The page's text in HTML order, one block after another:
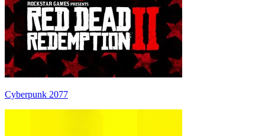
Cyberpunk 2077